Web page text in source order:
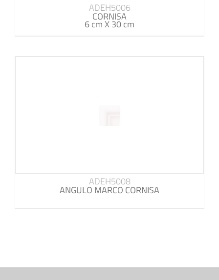
ADEH5006
CORNISA
6 cm X 30 cm
ADEH5008
ANGULO MARCO CORNISA